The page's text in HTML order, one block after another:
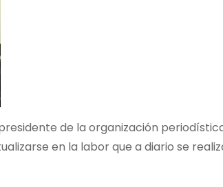
de la organización
en la labor que a diario se